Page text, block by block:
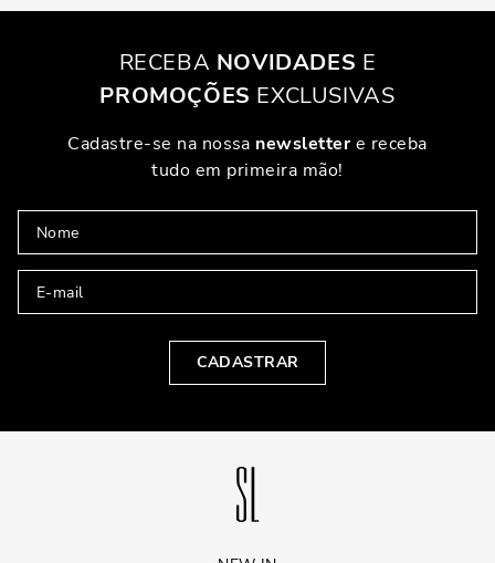
RECEBA NOVIDADES E
PROMOÇÕES EXCLUSIVAS
Cadastre-se na nossa newslettere receba
tudo em primeira mão!
CADASTRAR